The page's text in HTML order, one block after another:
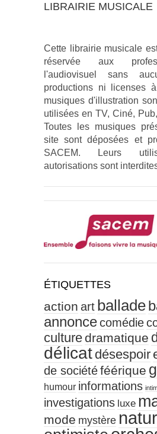
LIBRAIRIE MUSICALE
Cette librairie musicale
réservée aux
l'audiovisuel sans
productions ni licenses
musiques d'illustration
utilisées en TV, Ciné,
Toutes les musiques
site sont déposées et
SACEM. Leurs
autorisations sont
ÉTIQUETTES
action art ballade
annoncecomédie
culturedramatique
délicat désespoir
de sociétéféérique
humour informations
investigations luxe
mode mystère